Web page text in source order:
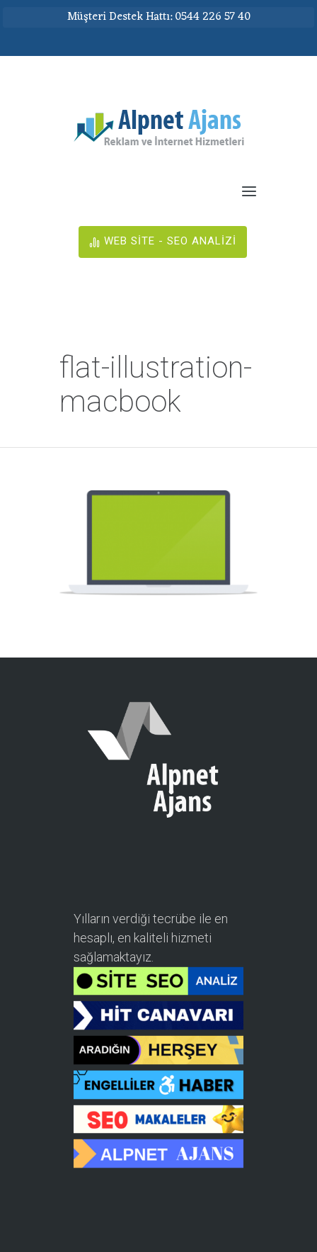
Müşteri Destek Hattı: 0544 226 57 40
WEB SİTE - SEO ANALİZİ
flat-illustration-
macbook
Yılların verdiği tecrübe ile en
hesaplı, en kaliteli hizmeti
sağlamaktayız.